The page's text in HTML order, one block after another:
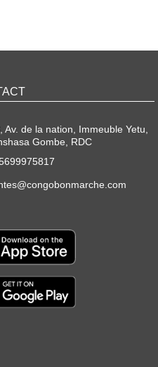
Av. de la nation, Immeuble Yetu,
Gombe, RDC